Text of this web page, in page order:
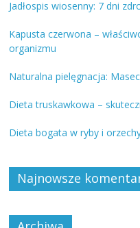
Jadłospis wiosenny: 7 dni
Kapusta czerwona –
organizmu
Naturalna pielęgnacja:
Dieta truskawkowa –
Dieta bogata w ryby i
Najnowsze